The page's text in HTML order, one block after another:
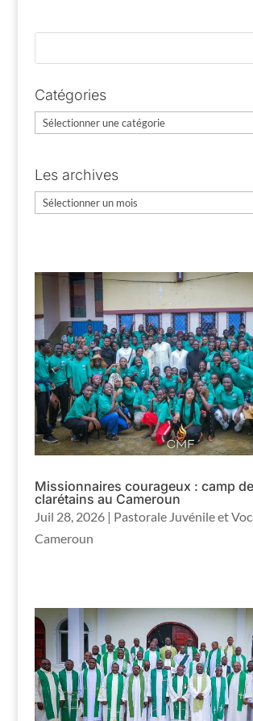
Catégories
Catégories
Les archives
Les
Missionnaires courageux : camp
clarétains au Cameroun
Juil 28, 2026| Pastorale Juvénile et
Cameroun